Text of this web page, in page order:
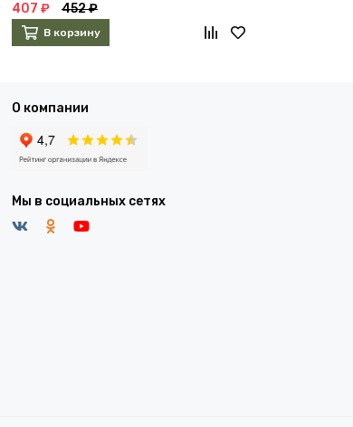
407 ₽ 452 ₽
В корзину
О компании
Мы в социальных сетях